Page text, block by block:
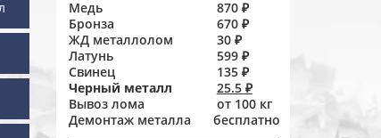
Медь
870 ₽
Бронза
670 ₽
ЖД металлолом
30 ₽
Латунь
599 ₽
Свинец
135 ₽
Черный металл
25.5 ₽
Вывоз лома
от 100 кг
Демонтаж металла
бесплатно